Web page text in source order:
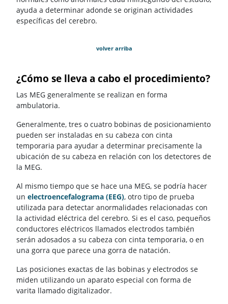
ayuda a determinar adonde se originan actividades
específicas del cerebro.
volver arriba
¿Cómo se lleva a cabo el procedimiento?
Las MEG generalmente se realizan en forma
ambulatoria.
Generalmente, tres o cuatro bobinas de posicionamiento
pueden ser instaladas en su cabeza con cinta
temporaria para ayudar a determinar precisamente la
ubicación de su cabeza en relación con los detectores de
la MEG.
Al mismo tiempo que se hace una MEG, se podría hacer
un electroencefalograma (EEG), otro tipo de prueba
utilizada para detectar anormalidades relacionadas con
la actividad eléctrica del cerebro. Si es el caso, pequeños
conductores eléctricos llamados electrodos también
serán adosados a su cabeza con cinta temporaria, o en
una gorra que parece una gorra de natación.
Las posiciones exactas de las bobinas y electrodos se
miden utilizando un aparato especial con forma de
varita llamado digitalizador.